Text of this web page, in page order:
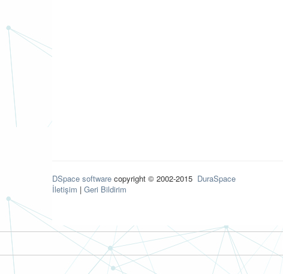
DSpace software copyright © 2002-2015 DuraSpace
İletişim | Geri Bildirim